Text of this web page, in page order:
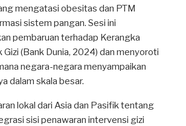
mengatasi obesitas dan PTM
sistem pangan. Sesi ini
pembaruan terhadap Kerangka
(Bank Dunia, 2024) dan menyoroti
negara-negara menyampaikan
dalam skala besar.
lokal dari Asia dan Pasifik tentang
sisi penawaran intervensi gizi